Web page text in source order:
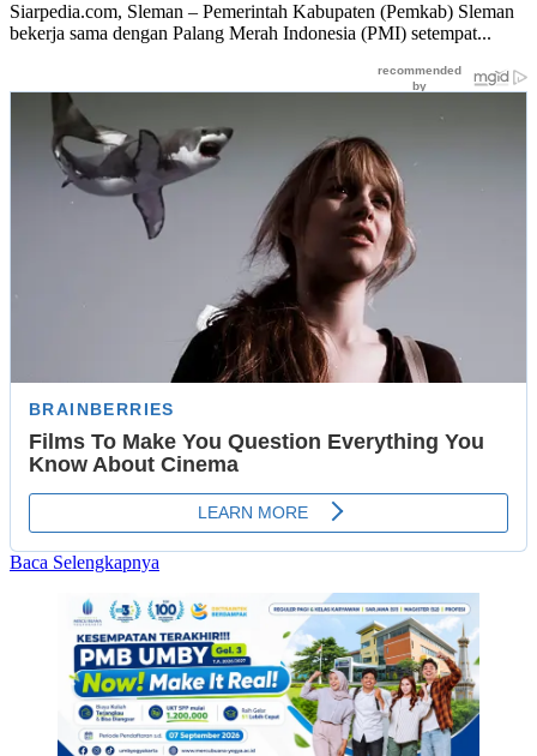
Siarpedia.com, Sleman – Pemerintah Kabupaten (Pemkab) Sleman
bekerja sama dengan Palang Merah Indonesia (PMI) setempat...
Baca Selengkapnya
about
Giatkan
Donor
Darah,
‘Lada
Manis’
Dimaksimalkan